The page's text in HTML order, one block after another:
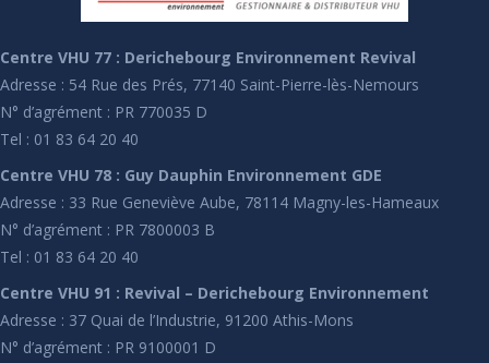
Centre VHU 77 : Derichebourg Environnement Revival
Adresse : 54 Rue des Prés, 77140 Saint-Pierre-lès-Nemours
N° d’agrément : PR 770035 D
Tel : 01 83 64 20 40
Centre VHU 78 : Guy Dauphin Environnement GDE
Adresse : 33 Rue Geneviève Aube, 78114 Magny-les-Hameaux
N° d’agrément : PR 7800003 B
Tel : 01 83 64 20 40
Centre VHU 91 : Revival – Derichebourg Environnement
Adresse : 37 Quai de l’Industrie, 91200 Athis-Mons
N° d’agrément : PR 9100001 D